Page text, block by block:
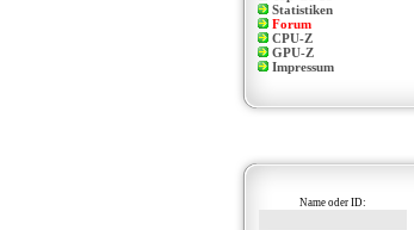
Statistiken
Forum
CPU-Z
GPU-Z
Impressum
Name oder ID: